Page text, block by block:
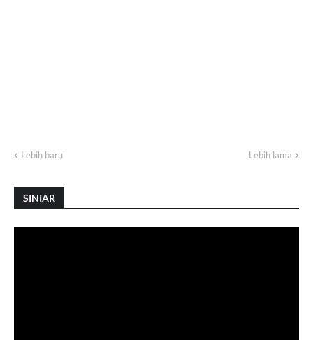
Lebih baru Lebih lama
SINIAR